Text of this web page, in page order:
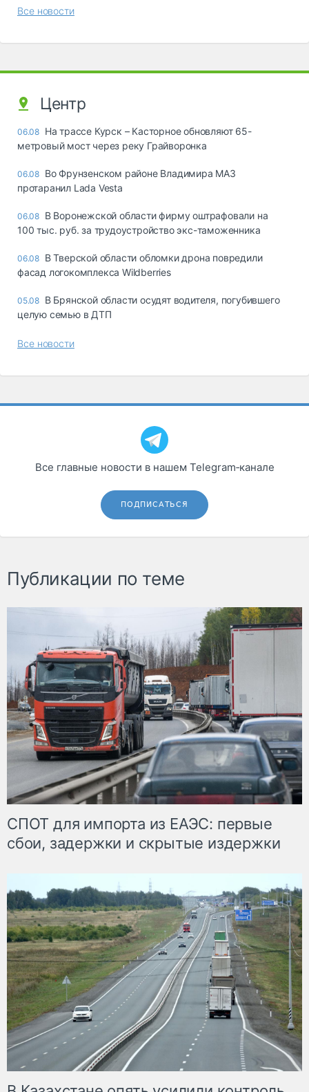
Все новости
Центр
06.08 На трассе Курск – Касторное обновляют 65-
метровый мост через реку Грайворонка
06.08 Во Фрунзенском районе Владимира МАЗ
протаранил Lada Vesta
06.08 В Воронежской области фирму оштрафовали на
100 тыс. руб. за трудоустройство экс-таможенника
06.08 В Тверской области обломки дрона повредили
фасад логокомплекса Wildberries
05.08 В Брянской области осудят водителя, погубившего
целую семью в ДТП
Все новости
Все главные новости в нашем Telegram‑канале
ПОДПИСАТЬСЯ
Публикации по теме
СПОТ для импорта из ЕАЭС: первые
сбои, задержки и скрытые издержки